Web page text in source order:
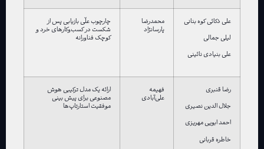
علی ذکائی کوه بنانی
لیلی جمالی
علی بنیادی نائینی
محمدرضا
پارسانژاد
چارچوب علّی بازیابی پس از
شکست در کسب‌وکارهای خرد و
کوچک فناورانه
رضا قنبری
جلال الدین نصیری
احمد ابویی مهریزی
خاطره قربانی
فهیمه
علی‌آبادی
ارائه یک مدل ترکیبی هوش
مصنوعی برای پیش بینی
موفقیت استارتاپ‌ها